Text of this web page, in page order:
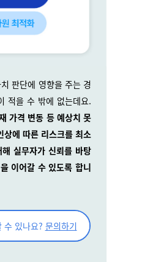
판단에 영향을 주는 경
적을 수 밖에 없는데요.
가격 변동 등 예상치 못
상에 따른 리스크를 최소
실무자가 신뢰를 바탕
이어갈 수 있도록 합니
수 있나요? 문의하기